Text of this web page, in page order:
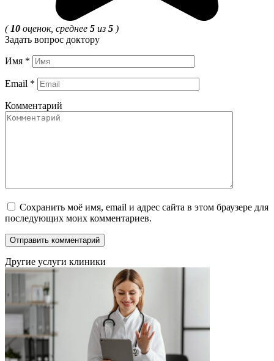
( 10 оценок, среднее 5 из 5 )
Задать вопрос доктору
Имя *
Email *
Комментарий
Сохранить моё имя, email и адрес сайта в этом браузере для
последующих моих комментариев.
Другие услуги клиники